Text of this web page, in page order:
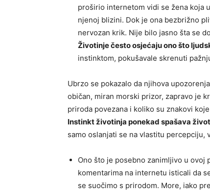
proširio internetom vidi se žena koja
njenoj blizini. Dok je ona bezbrižno
nervozan krik. Nije bilo jasno šta se
Životinje često osjećaju ono što
instinktom, pokušavale skrenuti
Ubrzo se pokazalo da njihova
običan, miran morski prizor, zapravo je
priroda povezana i koliko su znakovi
Instinkt životinja ponekad spašava
samo oslanjati se na vlastitu
Ono što je posebno zanimljivo u ovoj
komentarima na internetu isticali da
se suočimo s prirodom. More, iako